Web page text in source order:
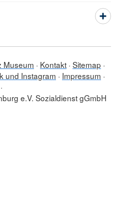
Museum Kontakt Sitemap
und Instagram
Impressum
e.V. Sozialdienst gGmbH